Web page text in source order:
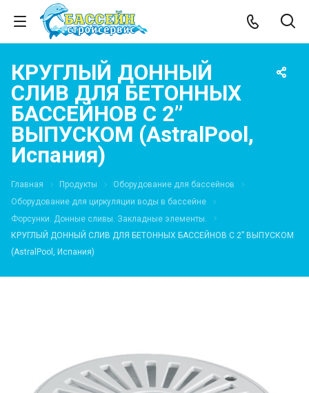
КРУГЛЫЙ ДОННЫЙ
СЛИВ ДЛЯ БЕТОННЫХ
БАССЕЙНОВ С 2”
ВЫПУСКОМ (AstralPool,
Испания)
Главная Продукты
Оборудование для бассейнов
Оборудование для циркуляции воды в бассейне
Форсунки. Донные сливы. Закладные элементы.
КРУГЛЫЙ ДОННЫЙ СЛИВ ДЛЯ БЕТОННЫХ БАССЕЙНОВ С 2” ВЫПУСКОМ
(AstralPool, Испания)